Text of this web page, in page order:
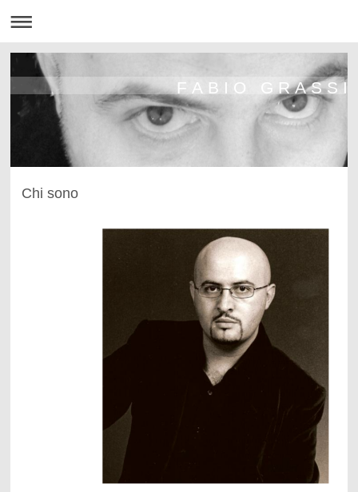
F A B I O G R A S S I
Chi sono